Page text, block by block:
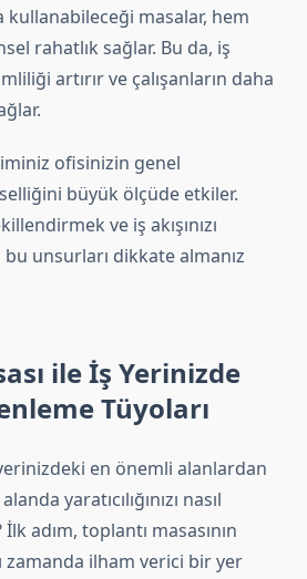
kullanabileceği masalar, hem
rahatlık sağlar. Bu da, iş
artırır ve çalışanların daha
ofisinizin genel
büyük ölçüde etkiler.
ve iş akışınızı
unsurları dikkate almanız
ile İş Yerinizde
Tüyoları
en önemli alanlardan
yaratıcılığınızı nasıl
adım, toplantı masasının
zamanda ilham verici bir yer